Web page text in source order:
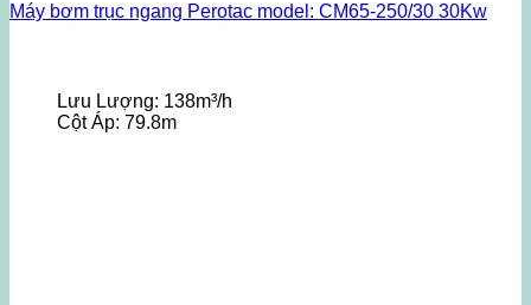
Máy bơm trục ngang Perotac model: CM65-250/30 30Kw
Lưu Lượng: 138m³/h
Cột Áp: 79.8m